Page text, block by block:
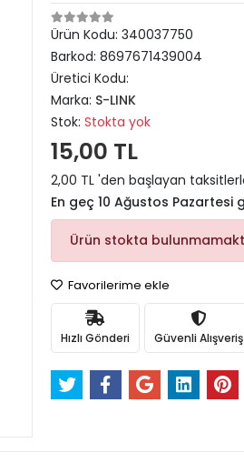
Ürün Kodu: 340037750
Barkod: 8697671439004
Üretici Kodu:
Marka: S-LINK
Stok: Stokta yok
15,00 TL
2,00 TL 'den başlayan
En geç 10 Ağustos Pazartesi
Ürün stokta
Favorilerime ekle
Hızlı Gönderi Güvenli Alışveriş